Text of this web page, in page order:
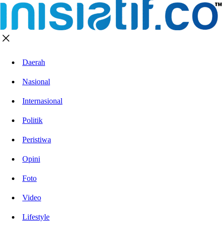
Daerah
Nasional
Internasional
Politik
Peristiwa
Opini
Foto
Video
Lifestyle